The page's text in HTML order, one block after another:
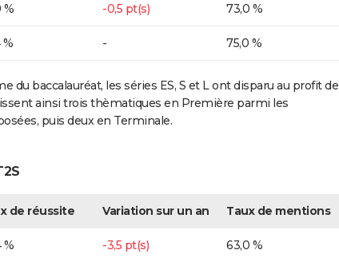
% -0,5 pt(s) 73,0 %
% - 75,0 %
du baccalauréat, les séries ES, S et L ont disparu au profit de
ainsi trois thèmatiques en Première parmi les
puis deux en Terminale.
de réussite Variation sur un an Taux de mentions
% -3,5 pt(s) 63,0 %